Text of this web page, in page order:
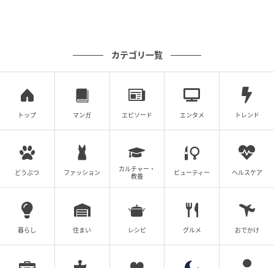
カテゴリ一覧
トップ マンガ エピソード エンタメ トレンド
どうぶつ ファッション
カルチャー・
教養
ビューティー ヘルスケア
暮らし 住まい レシピ グルメ おでかけ